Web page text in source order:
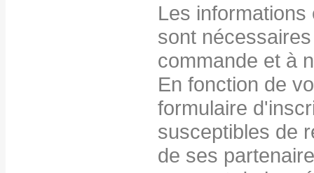
Les
sont
commande et à
En fonction de
formulaire
susceptibles de
de ses